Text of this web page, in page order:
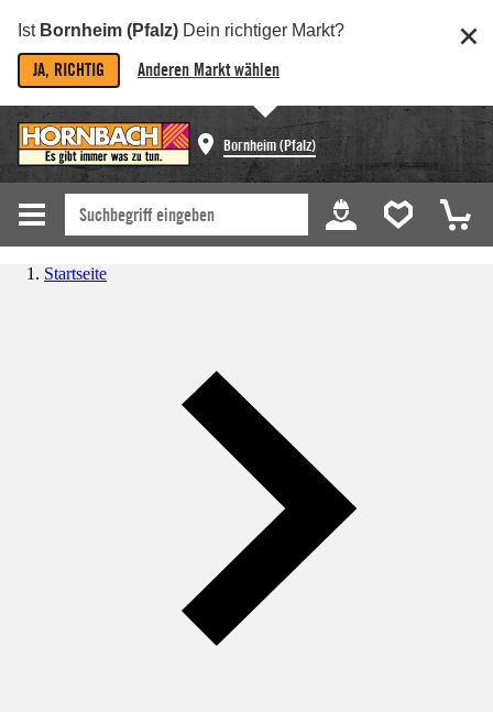
Ist Bornheim (Pfalz) Dein richtiger Markt?
JA, RICHTIG Anderen Markt wählen
Bornheim (Pfalz)
Startseite